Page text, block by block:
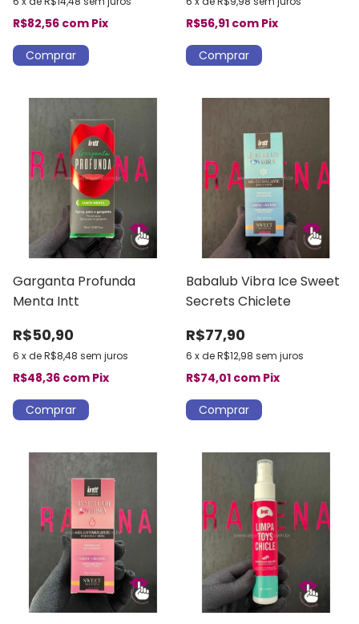
R$82,56 com Pix R$56,91 com Pix
Garganta Profunda
Menta Intt
R$50,90
6 xdeR$8,48 sem juros
R$48,36 com Pix
Babalub Vibra Ice Sweet
Secrets Chiclete
R$77,90
6 xdeR$12,98 sem juros
R$74,01 com Pix